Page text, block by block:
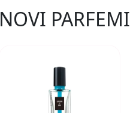
NOVI PARFEMI